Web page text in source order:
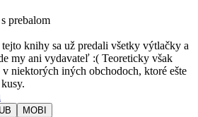
prebalom
knihy sa už predali všetky výtlačky a
my ani vydavateľ :( Teoreticky však
niektorých iných obchodoch, ktoré ešte
MOBI